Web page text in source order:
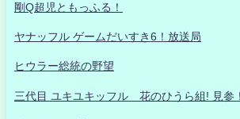
剛Q超児ともっふる！
ヤナッフル ゲームだいすき6！放送局
ヒウラー総統の野望
三代目 ユキユキッフル 花のひうら組! 見参！